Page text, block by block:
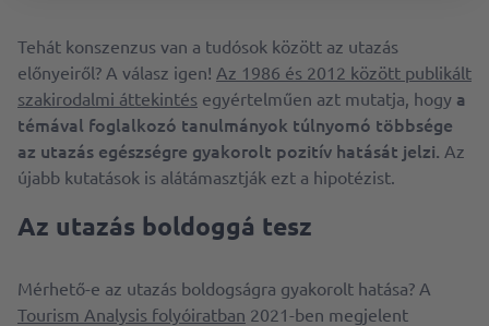
Tehát konszenzus van a tudósok között az utazás
előnyeiről? A válasz igen! Az 1986 és 2012 között publikált
szakirodalmi áttekintés egyértelműen azt mutatja, hogy a
témával foglalkozó tanulmányok túlnyomó többsége
az utazás egészségre gyakorolt pozitív hatását jelzi. Az
újabb kutatások is alátámasztják ezt a hipotézist.
Az utazás boldoggá tesz
Mérhető-e az utazás boldogságra gyakorolt hatása? A
Tourism Analysis folyóiratban 2021-ben megjelent